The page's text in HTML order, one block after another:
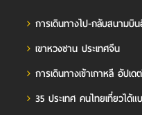
การเดินทางไป-กลับสนามบิ
เขาหวงซาน ประเทศจีน
การเดินทางเข้าเกาหลี อัปเด
35 ประเทศ คนไทยเที่ยวได้แ